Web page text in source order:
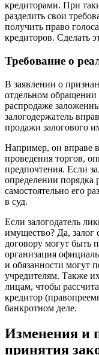
кредиторами. При
разделить свои
получить право
кредиторов. Сделать
Требование о
В заявлении о
отдельном обращении
распродаже
залогодержатель
продажи залогового
Например, он вправе
проведения торгов,
предпочтения. Если
определении
самостоятельно его
в суд.
Если залогодатель
имущество? Да, залог
договору могут быть
организация
и обязанности могут
учредителям. Также
лицам, чтобы
кредитор
банкротном деле.
Изменения и
принятия